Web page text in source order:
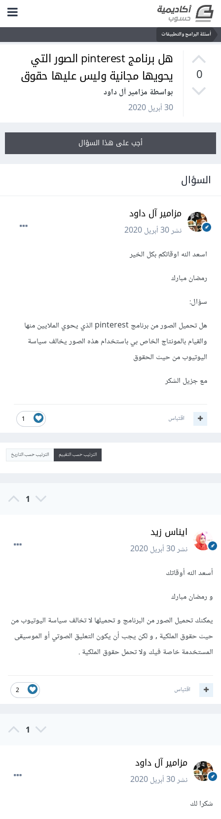
أسئلة البرامج والتطبيقات
0
هل برنامج pinterest الصور التي
يحويها مجانية وليس عليها حقوق
بواسطة مزامير آل داود
30 أبريل 2020
أجب على هذا السؤال
السؤال
مزامير آل داود
نشر30 أبريل 2020
اسعد الله اوقاتكم بكل الخير
رمضان مبارك
سؤال:
هل تحميل الصور من برنامج pinterest الذي يحوي الملايين منها
والقيام بالمونتاج الخاص بي باستخدام هذه الصور يخالف سياسة
اليوتيوب من حيث الحقوق
مع جزيل الشكر
1 اقتباس
الترتيب حسب التقييم الترتيب حسب التاريخ
1
ايناس زيد
نشر30 أبريل 2020
أسعد الله أوقاتك
و رمضان مبارك
يمكنك تحميل الصور من البرنامج و تحميلها لا تخالف سياسة اليوتيوب من
حيث حقوق الملكية , و لكن يجب أن يكون التعليق الصوتي أو الموسيقى
المستخدمة خاصة فيك ولا تحمل حقوق الملكية .
2 اقتباس
1
مزامير آل داود
نشر30 أبريل 2020
شكرا لك